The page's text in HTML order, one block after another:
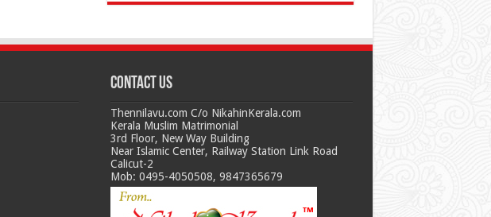
Contact us
Thennilavu.com C/o NikahinKerala.com
Kerala Muslim Matrimonial
3rd Floor, New Way Building
Near Islamic Center, Railway Station Link Road
Calicut-2
Mob: 0495-4050508, 9847365679